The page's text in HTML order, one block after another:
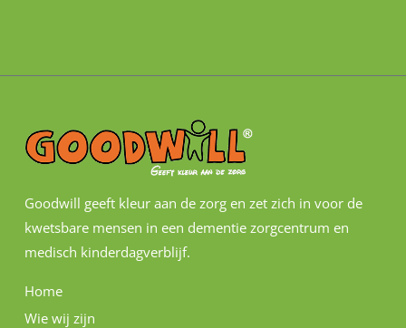
Goodwill geeft kleur aan de zorg en zet zich in voor de
kwetsbare mensen in een dementie zorgcentrum en
medisch kinderdagverblijf.
Home
Wie wij zijn